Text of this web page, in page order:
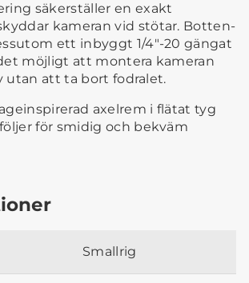
säkerställer en exakt
kameran vid stötar. Botten-
ett inbyggt 1/4"-20 gängat
möjligt att montera kameran
utan att ta bort fodralet.
axelrem i flätat tyg
för smidig och bekväm
Smallrig